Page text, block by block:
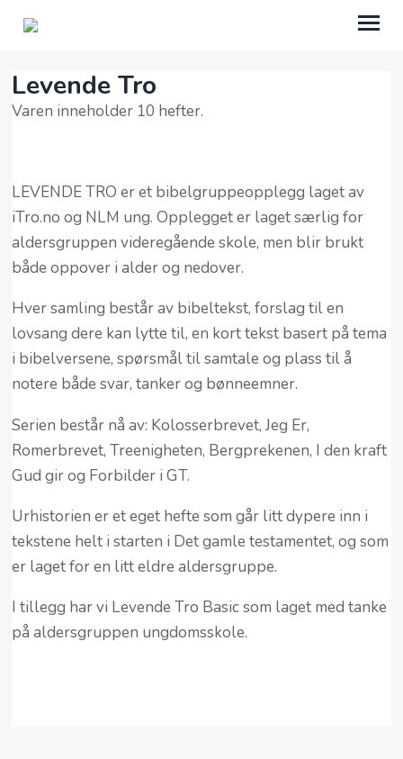
MISJONSSAMBANDET UNG
NETTBUTIKK
Levende Tro
Varen inneholder 10 hefter.
LEVENDE TRO er et bibelgruppeopplegg laget av
iTro.no og NLM ung. Opplegget er laget særlig for
aldersgruppen videregående skole, men blir brukt
både oppover i alder og nedover.
Hver samling består av bibeltekst, forslag til en
lovsang dere kan lytte til, en kort tekst basert på tema
i bibelversene, spørsmål til samtale og plass til å
notere både svar, tanker og bønneemner.
Serien består nå av: Kolosserbrevet, Jeg Er,
Romerbrevet, Treenigheten, Bergprekenen, I den kraft
Gud gir og Forbilder i GT.
Urhistorien er et eget hefte som går litt dypere inn i
tekstene helt i starten i Det gamle testamentet, og som
er laget for en litt eldre aldersgruppe.
I tillegg har vi Levende Tro Basic som laget med tanke
på aldersgruppen ungdomsskole.